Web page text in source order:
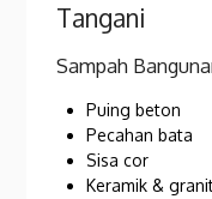
Tangani
Sampah
Puing beton
Pecahan bata
Sisa cor
Keramik &